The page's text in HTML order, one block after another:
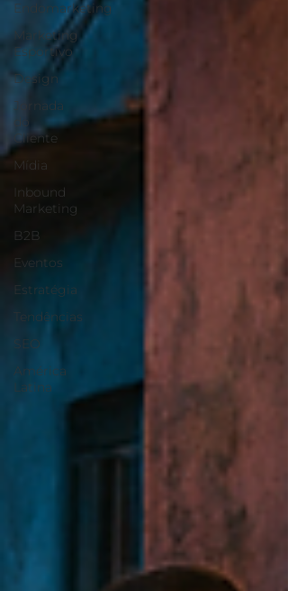
Endomarketing
Marketing
Esportivo
Design
Jornada
Cliente
Mídia
Inbound
Marketing
B2B
Eventos
Estratégia
Tendências
SEO
América
Latina